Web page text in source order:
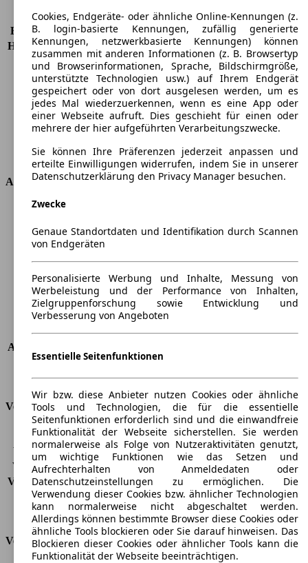
KW (PS)
74 kW (100 PS)
Beschleunigung (0-100 km/h) 10,8s
Höchstgeschwindigkeit (km/h) 192 km/h
Anzahl der Gänge
8
Drehmoment
205 nm
Hubraum
1199 ccm
Kraftstoff
Benzin
Zylinder
3
Antriebsart
Vorderradantrieb
Abmessungen
Länge
Höhe
1433 mm
Breite
Max. Zuladung
Türen
5
Sitze
5
Dachlast
-
Anhängelast (ungebremst)
Anhängelast (gebremst)
1200 kg
Kofferraumvolumen
309 - 1081 l
Verbrauch
CO2 Emissionen*
-
Verbrauch (Stadt)
-
Verbrauch (Land)
-
Verbrauch (komb.)* -
Schadstoffklasse
EU6d
Tankinhalt
44 l
Versicherungsklassen
Cookies, Endgeräte- oder ähnliche Online-Kennungen (z.
B. login-basierte Kennungen, zufällig generierte
Kennungen, netzwerkbasierte Kennungen) können
zusammen mit anderen Informationen (z. B. Browsertyp
und Browserinformationen, Sprache, Bildschirmgröße,
unterstützte Technologien usw.) auf Ihrem Endgerät
gespeichert oder von dort ausgelesen werden, um es
jedes Mal wiederzuerkennen, wenn es eine App oder
einer Webseite aufruft. Dies geschieht für einen oder
mehrere der hier aufgeführten Verarbeitungszwecke.
Sie können Ihre Präferenzen jederzeit anpassen und
erteilte Einwilligungen widerrufen, indem Sie in unserer
Datenschutzerklärung den Privacy Manager besuchen.
Zwecke
Genaue Standortdaten und Identifikation durch Scannen
von Endgeräten
Personalisierte Werbung und Inhalte, Messung von
Werbeleistung und der Performance von Inhalten,
Zielgruppenforschung sowie Entwicklung und
Verbesserung von Angeboten
Essentielle Seitenfunktionen
Wir bzw. diese Anbieter nutzen Cookies oder ähnliche
Tools und Technologien, die für die essentielle
Seitenfunktionen erforderlich sind und die einwandfreie
Funktionalität der Webseite sicherstellen. Sie werden
normalerweise als Folge von Nutzeraktivitäten genutzt,
um wichtige Funktionen wie das Setzen und
Aufrechterhalten von Anmeldedaten oder
Datenschutzeinstellungen zu ermöglichen. Die
Verwendung dieser Cookies bzw. ähnlicher Technologien
kann normalerweise nicht abgeschaltet werden.
Allerdings können bestimmte Browser diese Cookies oder
ähnliche Tools blockieren oder Sie darauf hinweisen. Das
Blockieren dieser Cookies oder ähnlicher Tools kann die
Funktionalität der Webseite beeinträchtigen.